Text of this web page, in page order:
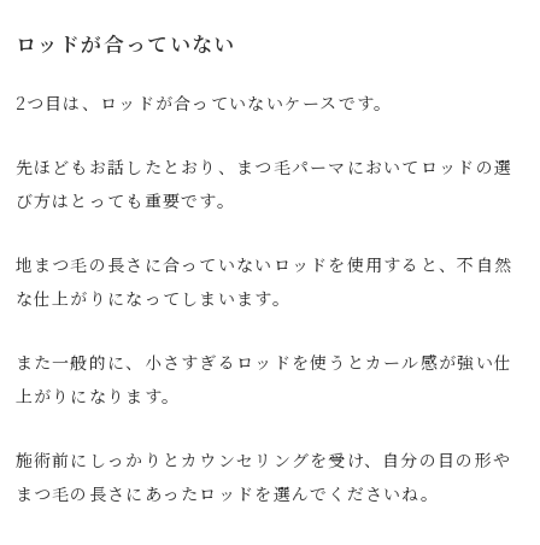
ロッドが合っていない
2つ目は、ロッドが合っていないケースです。
先ほどもお話したとおり、まつ毛パーマにおいてロッドの選
び方はとっても重要です。
地まつ毛の長さに合っていないロッドを使用すると、不自然
な仕上がりになってしまいます。
また一般的に、小さすぎるロッドを使うとカール感が強い仕
上がりになります。
施術前にしっかりとカウンセリングを受け、自分の目の形や
まつ毛の長さにあったロッドを選んでくださいね。